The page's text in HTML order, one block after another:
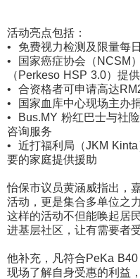
活动亮点包括：
•⁠ ⁠免费视力检测及限量每
•⁠ ⁠国家癌症协会（NCSM
（Perkeso HSP 3.0）提
•⁠ ⁠合资格者可申请高达
•⁠ ⁠国家血库中心现场主办
•⁠ ⁠Bus.MY 粉红巴士与社
咨询服务
•⁠ ⁠近打福利局（JKM
要的家庭提供援助
怡保市议员黄涵威指出，
活动， 更是集合多单位之
这样的活动不但能唤起居
进基层社区，让有需要者受
他补充，凡符合PeKa
现场了解自身受惠的利益，